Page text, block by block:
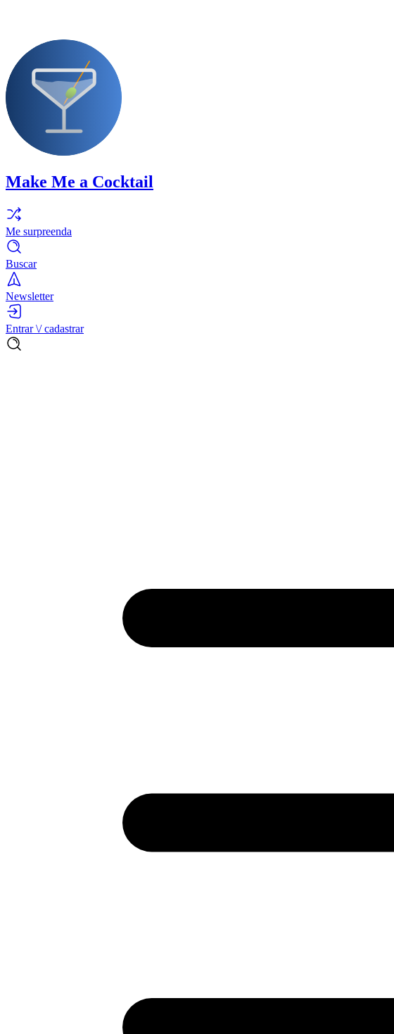
Make Me a Cocktail
Me surpreenda
Buscar
Newsletter
Entrar \/ cadastrar